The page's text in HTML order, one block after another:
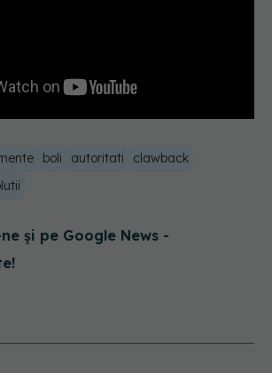
boli autoritati
clawback
și pe Google News -